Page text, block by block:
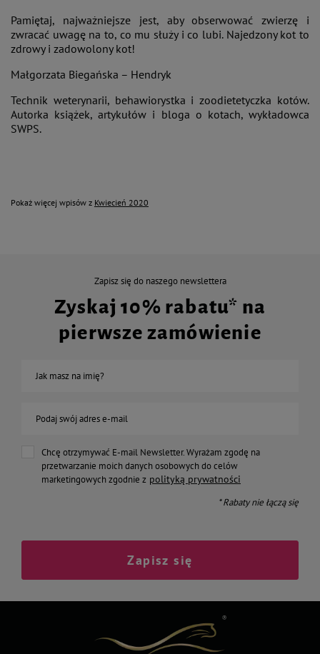
Pamiętaj, najważniejsze jest, aby obserwować zwierzę i
zwracać uwagę na to, co mu służy i co lubi. Najedzony kot to
zdrowy i zadowolony kot!
Małgorzata Biegańska – Hendryk
Technik weterynarii, behawiorystka i zoodietetyczka kotów.
Autorka książek, artykułów i bloga o kotach, wykładowca
SWPS.
Pokaż więcej wpisów z Kwiecień 2020
Zapisz się do naszego newslettera
Zyskaj 10% rabatu* na
pierwsze zamówienie
Jak masz na imię?
Podaj swój adres e-mail
Chcę otrzymywać E-mail Newsletter. Wyrażam zgodę na
przetwarzanie moich danych osobowych do celów
marketingowych zgodnie z polityką prywatności
* Rabaty nie łączą się
Zapisz się